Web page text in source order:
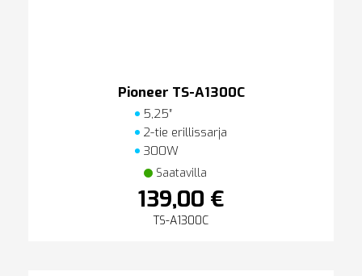
Pioneer TS-A1300C
5,25″
2-tie erillissarja
300W
Saatavilla
139,00 €
TS-A1300C